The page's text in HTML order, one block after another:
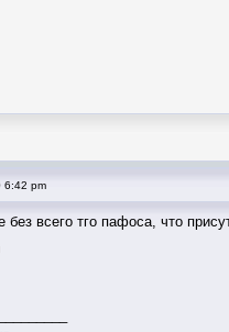
6:42 pm
всего тго пафоса, что